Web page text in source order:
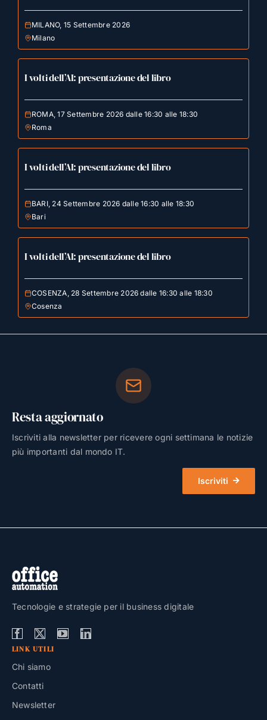
MILANO, 15 Settembre 2026
Milano
I volti dell’AI: presentazione del libro
ROMA, 17 Settembre 2026 dalle 16:30 alle 18:30
Roma
I volti dell’AI: presentazione del libro
BARI, 24 Settembre 2026 dalle 16:30 alle 18:30
Bari
I volti dell’AI: presentazione del libro
COSENZA, 28 Settembre 2026 dalle 16:30 alle 18:30
Cosenza
Resta aggiornato
Iscriviti alla newsletter per ricevere ogni settimana le notizie
più importanti dal mondo IT.
Iscriviti
Tecnologie e strategie per il business digitale
LINK UTILI
Chi siamo
Contatti
Newsletter